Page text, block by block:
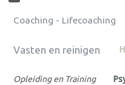
Coaching - Lifecoaching
Vasten en reinigen
Opleiding en Training